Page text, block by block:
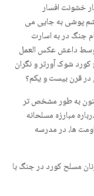
خشونت افسار
پوشی بە جایی می
جنگ در بە اسارت
توسط داعش عکس العمل
شوک آورتر و نگران
در قرن بیست و یکم؟
به طور مشخص تر
مبارزه مسلحانه
ها، در مدرسه
مسلح کورد در جنگ با